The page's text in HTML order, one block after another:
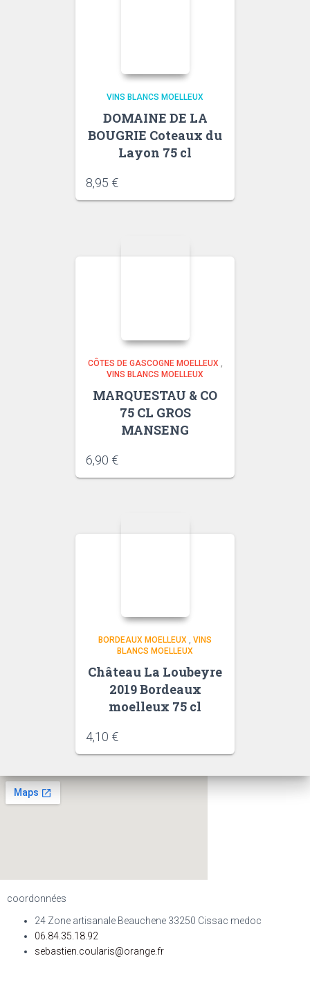
VINS BLANCS MOELLEUX
DOMAINE DE LA
BOUGRIE Coteaux du
Layon 75 cl
8,95 €
CÔTES DE GASCOGNE MOELLEUX
VINS BLANCS MOELLEUX
MARQUESTAU & CO
75 CL GROS
MANSENG
6,90 €
BORDEAUX MOELLEUX , VINS
BLANCS MOELLEUX
Château La Loubeyre
2019 Bordeaux
moelleux 75 cl
4,10 €
coordonnées
24 Zone artisanale Beauchene 33250 Cissac medoc
06.84.35.18.92
sebastien.coularis@orange.fr